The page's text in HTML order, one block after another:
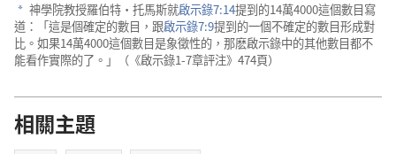
a 神學院教授羅伯特·托馬斯就啟示錄7:14提到的14萬4000這個數目寫
道：「這是個確定的數目，跟啟示錄7:9提到的一個不確定的數目形成對
比。如果14萬4000這個數目是象徵性的，那麽啟示錄中的其他數目都不
能看作實際的了。」（《啟示錄1-7章評注》474頁）
相關主題